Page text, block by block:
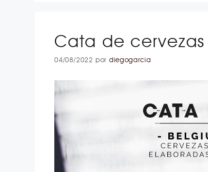
Cata de
04/08/2022 pordiegogarcia